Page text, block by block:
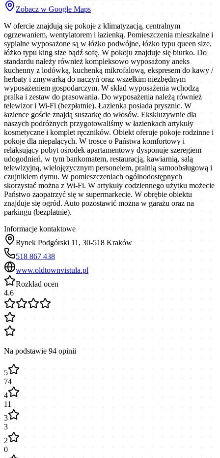
Zobacz w Google Maps
W ofercie znajdują się pokoje z klimatyzacją, centralnym
ogrzewaniem, wentylatorem i łazienką. Pomieszczenia mieszkalne i
sypialne wyposażone są w łóżko podwójne, łóżko typu queen size,
łóżko typu king size bądź sofę. W pokoju znajduje się biurko. Do
standardu należy również kompleksowo wyposażony aneks
kuchenny z lodówką, kuchenką mikrofalową, ekspresem do kawy /
herbaty i zmywarką do naczyń oraz wszelkim niezbędnym
wyposażeniem gospodarczym. W skład wyposażenia wchodzą
pralka i zestaw do prasowania. Do wyposażenia należą również
telewizor i Wi-Fi (bezpłatnie). Łazienka posiada prysznic. W
łazience goście znajdą suszarkę do włosów. Ekskluzywnie dla
naszych podróżnych przygotowaliśmy w łazienkach artykuły
kosmetyczne i komplet ręczników. Obiekt oferuje pokoje rodzinne i
pokoje dla niepalących. W trosce o Państwa komfortowy i
relaksujący pobyt ośrodek apartamentowy dysponuje szeregiem
udogodnień, w tym bankomatem, restauracją, kawiarnią, salą
telewizyjną, wielojęzycznym personelem, pralnią samoobsługową i
czujnikiem dymu. W pomieszczeniach ogólnodostępnych
skorzystać można z Wi-Fi. W artykuły codziennego użytku możecie
Państwo zaopatrzyć się w supermarkecie. W obrębie obiektu
znajduje się ogród. Auto pozostawić można w garażu oraz na
parkingu (bezpłatnie).
Informacje kontaktowe
Rynek Podgórski 11, 30-518 Kraków
518 867 438
www.oldtownvistula.pl
Rozkład ocen
4.6
Na podstawie 94 opinii
5
74
4
11
3
3
2
0